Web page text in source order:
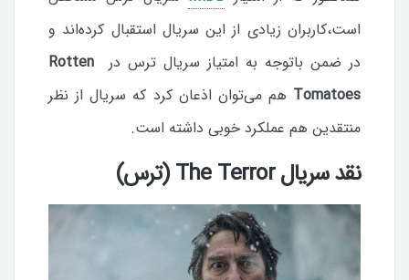
است،کاربران زیادی از این سریال استقبال کرده‌اند و
در ضمن باتوجه به امتیاز سریال ترس در Rotten
Tomatoes هم می‌توان اذعان کرد که سریال از نظر
منتقدین هم عملکرد خوبی داشته است.
نقد سریال The Terror (ترس)